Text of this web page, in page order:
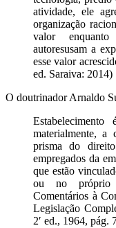
atividade, ele
organização
valor
autoresusam a
esse valor
ed. Saraiva: 2014)
O doutrinador Arnaldo
materialmente, a
prisma do
empregados da
que estão
ou no próprio
Comentários à
Legislação
2′ ed., 1964, pág.